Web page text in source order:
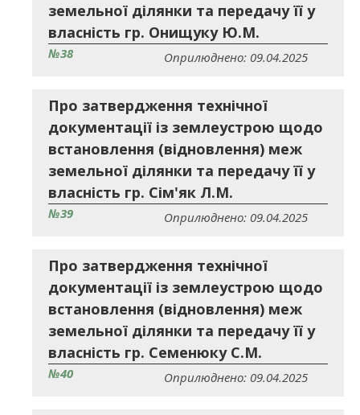
земельної ділянки та передачу її у
власність гр. Онищуку Ю.М.
№38 Оприлюднено: 09.04.2025
Про затвердження технічної
документації із землеустрою щодо
встановлення (відновлення) меж
земельної ділянки та передачу її у
власність гр. Сім'як Л.М.
№39 Оприлюднено: 09.04.2025
Про затвердження технічної
документації із землеустрою щодо
встановлення (відновлення) меж
земельної ділянки та передачу її у
власність гр. Семенюку С.М.
№40 Оприлюднено: 09.04.2025